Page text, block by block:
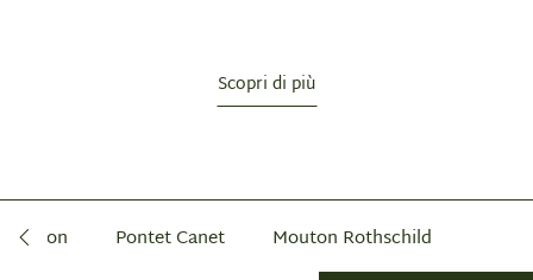
Scopri di più
Baron Pontet Canet Mouton Rothschild